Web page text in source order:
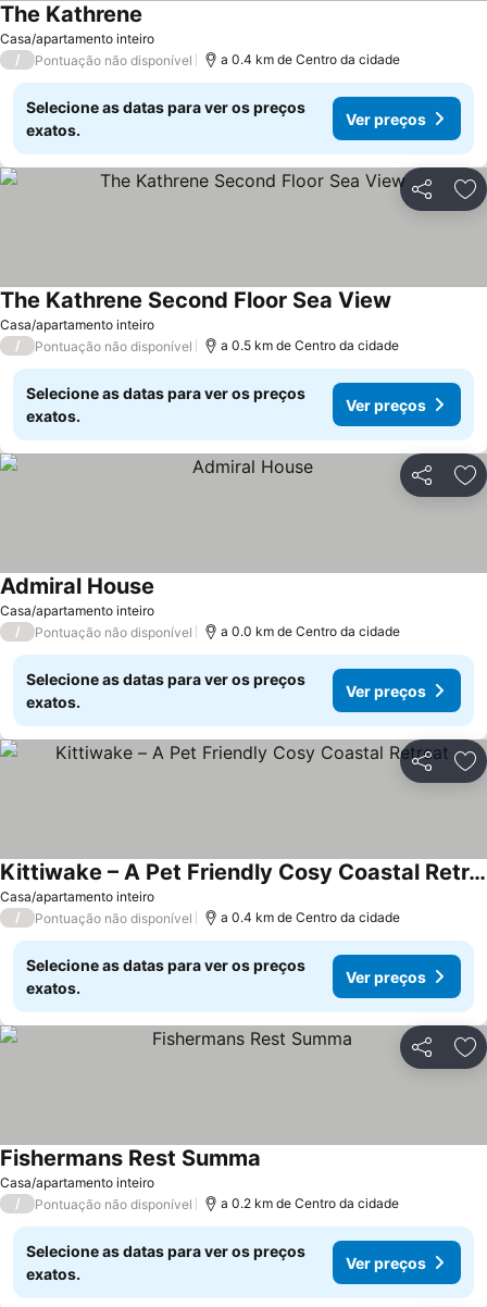
Casa/apartamento inteiro
The Kathrene
/ Pontuação não disponível a 0.4 km de Centro da cidade
Selecione as datas para ver os preços
exatos.
Ver preços
Partilhar
Casa/apartamento inteiro
The Kathrene Second Floor Sea View
/ Pontuação não disponível a 0.5 km de Centro da cidade
Selecione as datas para ver os preços
exatos.
Ver preços
Partilhar
Casa/apartamento inteiro
Admiral House
/ Pontuação não disponível a 0.0 km de Centro da cidade
Selecione as datas para ver os preços
exatos.
Ver preços
Partilhar
Casa/apartamento inteiro
Kittiwake – A Pet Friendly Cosy Coastal Retreat
/ Pontuação não disponível a 0.4 km de Centro da cidade
Selecione as datas para ver os preços
exatos.
Ver preços
Partilhar
Casa/apartamento inteiro
Fishermans Rest Summa
/ Pontuação não disponível a 0.2 km de Centro da cidade
Selecione as datas para ver os preços
exatos.
Ver preços